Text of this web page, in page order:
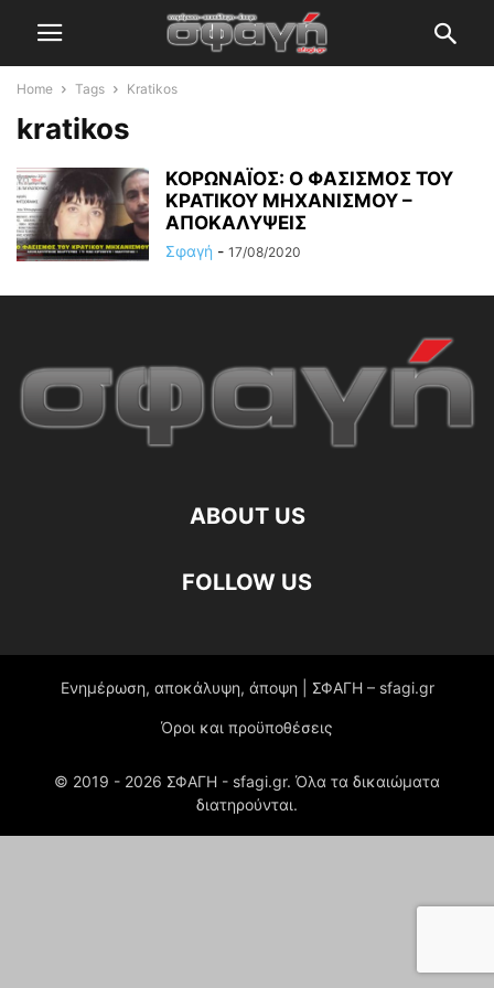
Home Tags Kratikos
kratikos
ΚΟΡΩΝΑΪΟΣ: Ο ΦΑΣΙΣΜΟΣ ΤΟΥ
ΚΡΑΤΙΚΟΥ ΜΗΧΑΝΙΣΜΟΥ –
ΑΠΟΚΑΛΥΨΕΙΣ
Σφαγή - 17/08/2020
ABOUT US
FOLLOW US
Ενημέρωση, αποκάλυψη, άποψη | ΣΦΑΓΗ – sfagi.gr
Όροι και προϋποθέσεις
© 2019 - 2026 ΣΦΑΓΗ - sfagi.gr. Όλα τα δικαιώματα
διατηρούνται.